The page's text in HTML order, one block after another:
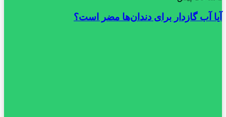
آیا آب گازدار برای دندان‌ها مضر است؟